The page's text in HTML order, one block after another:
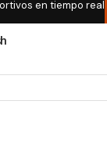
en tiempo real